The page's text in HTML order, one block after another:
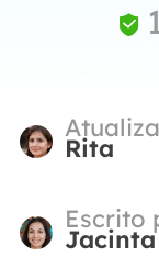

Rita
Escrito
Jacinta